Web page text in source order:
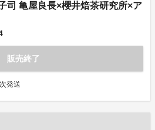
司 亀屋良長×櫻井焙茶研究所×ア
販売終了
発送